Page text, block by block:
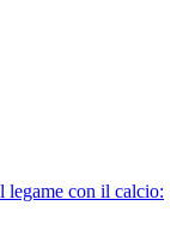
legame con il calcio: